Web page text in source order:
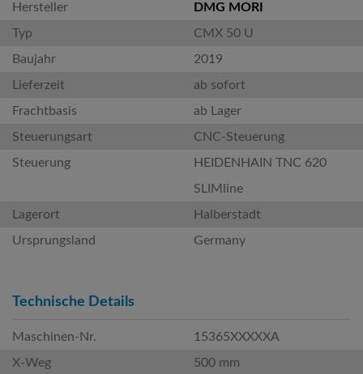
Hersteller
DMG MORI
Typ
CMX 50 U
Baujahr
2019
Lieferzeit
ab sofort
Frachtbasis
ab Lager
Steuerungsart
CNC-Steuerung
Steuerung
HEIDENHAIN TNC 620
SLIMline
Lagerort
Halberstadt
Ursprungsland
Germany
Technische Details
Maschinen-Nr.
15365XXXXXA
X-Weg
500 mm